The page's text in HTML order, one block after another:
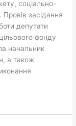
соціально-
Провів засідання
депутати
фонду
начальник
а також